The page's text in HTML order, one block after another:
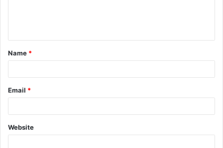
Name *
Email *
Website